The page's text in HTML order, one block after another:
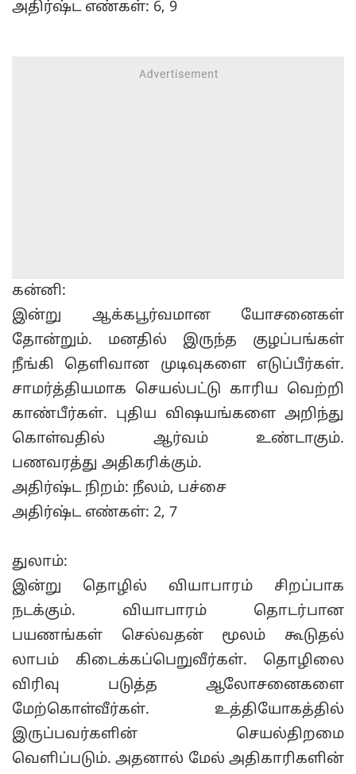
அதிர்ஷ்ட எண்கள்: 6, 9
கன்னி:
இன்று ஆக்கபூர்வமான யோசனைகள்
தோன்றும். மனதில் இருந்த குழப்பங்கள்
நீங்கி தெளிவான முடிவுகளை எடுப்பீர்கள்.
சாமர்த்தியமாக செயல்பட்டு காரிய வெற்றி
காண்பீர்கள். புதிய விஷயங்களை அறிந்து
கொள்வதில் ஆர்வம் உண்டாகும்.
பணவரத்து அதிகரிக்கும்.
அதிர்ஷ்ட நிறம்: நீலம், பச்சை
அதிர்ஷ்ட எண்கள்: 2, 7
துலாம்:
இன்று தொழில் வியாபாரம் சிறப்பாக
நடக்கும். வியாபாரம் தொடர்பான
பயணங்கள் செல்வதன் மூலம் கூடுதல்
லாபம் கிடைக்கப்பெறுவீர்கள். தொழிலை
விரிவு படுத்த ஆலோசனைகளை
மேற்கொள்வீர்கள். உத்தியோகத்தில்
இருப்பவர்களின் செயல்திறமை
வெளிப்படும். அதனால் மேல் அதிகாரிகளின்